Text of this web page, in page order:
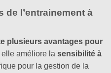
de l’entrainement à
plusieurs avantages pour
elle améliore la sensibilité à
pour la gestion de la